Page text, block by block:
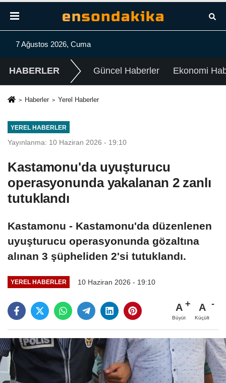
7 Ağustos 2026, Cuma
HABERLER Güncel Haberler Ekonomi
Haberler Yerel Haberler
YEREL HABERLER
Yayınlanma: 10 Haziran 2026 - 19:10
Kastamonu'da uyuşturucu
operasyonunda yakalanan 2 zanlı
tutuklandı
Kastamonu - Kastamonu'da düzenlenen
uyuşturucu operasyonunda gözaltına
alınan 3 şüpheliden 2'si tutuklandı.
YEREL HABERLER 10 Haziran 2026 - 19:10
A
Büyüt
A
Küçült